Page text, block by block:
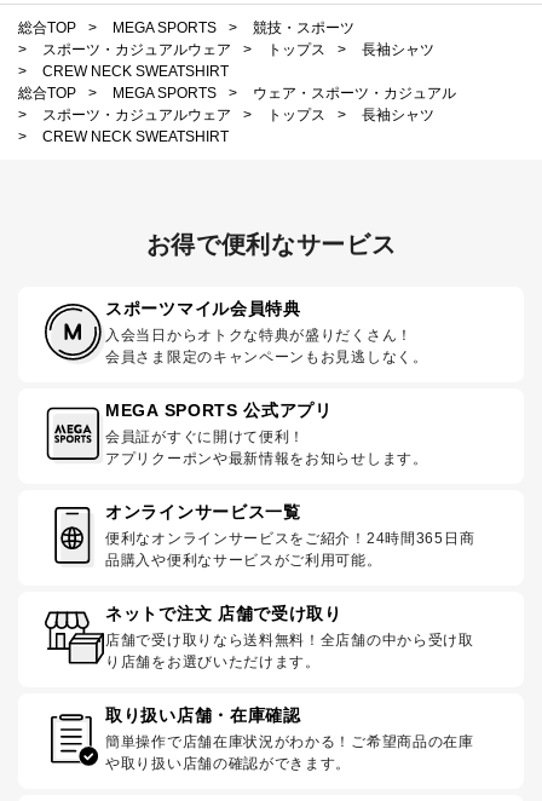
総合TOP > MEGA SPORTS >
競技・スポーツ
>
スポーツ・カジュアルウェア > トップス >
長袖シャツ
>
CREW NECK SWEATSHIRT
総合TOP
> MEGA SPORTS >
ウェア・スポーツ・カジュアル
>
スポーツ・カジュアルウェア > トップス >
長袖シャツ
>
CREW NECK SWEATSHIRT
お得で便利なサービス
スポーツマイル会員特典
入会当日からオトクな特典が盛りだくさん！
会員さま限定のキャンペーンもお見逃しなく。
MEGA SPORTS 公式アプリ
会員証がすぐに開けて便利！
アプリクーポンや最新情報をお知らせします。
オンラインサービス一覧
便利なオンラインサービスをご紹介！24時間365日商
品購入や便利なサービスがご利用可能。
ネットで注文 店舗で受け取り
店舗で受け取りなら送料無料！全店舗の中から受け取
り店舗をお選びいただけます。
取り扱い店舗・在庫確認
簡単操作で店舗在庫状況がわかる！ご希望商品の在庫
や取り扱い店舗の確認ができます。